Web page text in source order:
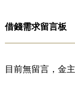
借錢需求留言板
目前無留言，金